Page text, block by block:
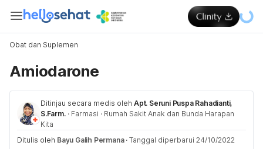
Obat dan Suplemen
Amiodarone
Ditinjau secara medis oleh Apt. Seruni Puspa Rahadianti,
S.Farm. · Farmasi · Rumah Sakit Anak dan Bunda Harapan
Kita
Ditulis oleh Bayu Galih Permana · Tanggal diperbarui 24/10/2022